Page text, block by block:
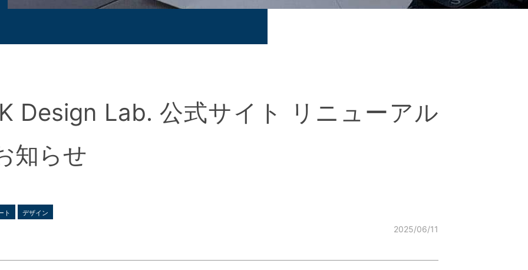
Design Lab. 公式サイト リニューアル
知らせ
ト デザイン
2025/06/11